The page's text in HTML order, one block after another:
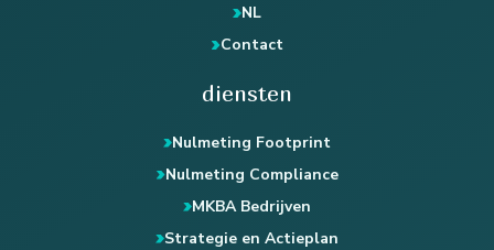
NL
Contact
diensten
Nulmeting Footprint
Nulmeting Compliance
MKBA Bedrijven
Strategie en Actieplan